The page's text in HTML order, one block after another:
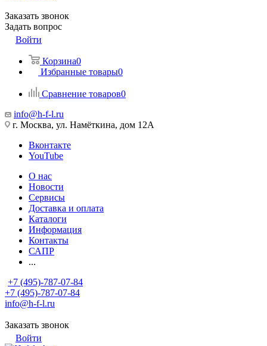
Заказать звонок
Задать вопрос
Войти
Корзина0
Избранные товары0
Сравнение товаров0
info@h-f-l.ru
г. Москва, ул. Намёткина, дом 12А
Вконтакте
YouTube
О нас
Новости
Сервисы
Доставка и оплата
Каталоги
Информация
Контакты
САПР
...
+7 (495)-787-07-84
+7 (495)-787-07-84
info@h-f-l.ru
Заказать звонок
Войти